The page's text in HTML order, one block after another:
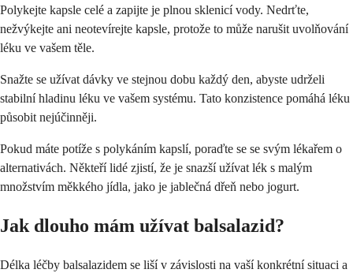
Polykejte kapsle celé a zapijte je plnou sklenicí vody. Nedrťte,
nežvýkejte ani neotevírejte kapsle, protože to může narušit uvolňování
léku ve vašem těle.
Snažte se užívat dávky ve stejnou dobu každý den, abyste udrželi
stabilní hladinu léku ve vašem systému. Tato konzistence pomáhá léku
působit nejúčinněji.
Pokud máte potíže s polykáním kapslí, poraďte se se svým lékařem o
alternativách. Někteří lidé zjistí, že je snazší užívat lék s malým
množstvím měkkého jídla, jako je jablečná dřeň nebo jogurt.
Jak dlouho mám užívat balsalazid?
Délka léčby balsalazidem se liší v závislosti na vaší konkrétní situaci a